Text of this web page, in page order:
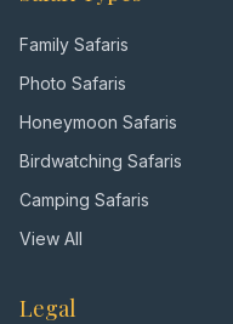
Family Safaris
Photo Safaris
Honeymoon Safaris
Birdwatching Safaris
Camping Safaris
View All
Legal